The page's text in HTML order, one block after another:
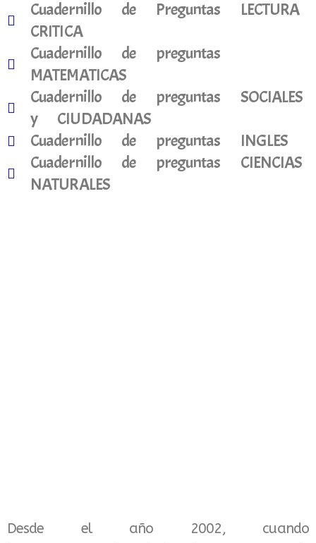
Cuadernillo de Preguntas LECTURA
CRITICA
Cuadernillo de preguntas
MATEMATICAS
Cuadernillo de preguntas SOCIALES
y CIUDADANAS
Cuadernillo de preguntas INGLES
Cuadernillo de preguntas CIENCIAS
NATURALES
Desde el año 2002, cuando